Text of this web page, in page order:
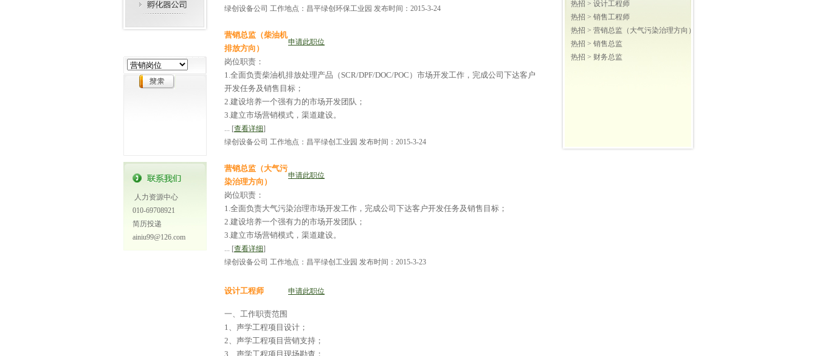
人力资源中心
010-69708921
简历投递
ainiu99@126.com
绿创设备公司 工作地点：昌平绿创环保工业园 发布时间：2015-3-24
营销总监（柴油机
排放方向）
申请此职位
岗位职责：
1.全面负责柴油机排放处理产品（SCR/DPF/DOC/POC）市场开发工作，完成公司下达客户
开发任务及销售目标；
2.建设培养一个强有力的市场开发团队；
3.建立市场营销模式，渠道建设。
... [查看详细]
绿创设备公司 工作地点：昌平绿创工业园 发布时间：2015-3-24
营销总监（大气污
染治理方向）
申请此职位
岗位职责：
1.全面负责大气污染治理市场开发工作，完成公司下达客户开发任务及销售目标；
2.建设培养一个强有力的市场开发团队；
3.建立市场营销模式，渠道建设。
... [查看详细]
绿创设备公司 工作地点：昌平绿创工业园 发布时间：2015-3-23
设计工程师 申请此职位
一、工作职责范围
1、声学工程项目设计；
2、声学工程项目营销支持；
3、声学工程项目现场勘查；
热招 > 设计工程师
热招 > 销售工程师
热招 > 营销总监（大气污染治理方向）
热招 > 销售总监
热招 > 财务总监